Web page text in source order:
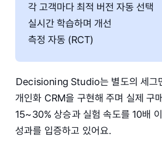
각 고객마다 최적 버전 자동 선택
실시간 학습하며 개선
측정 자동 (RCT)
Decisioning Studio는 별도의 세그
개인화 CRM을 구현해 주며 실제 구
15~30% 상승과 실험 속도를 10배
성과를 입증하고 있어요.